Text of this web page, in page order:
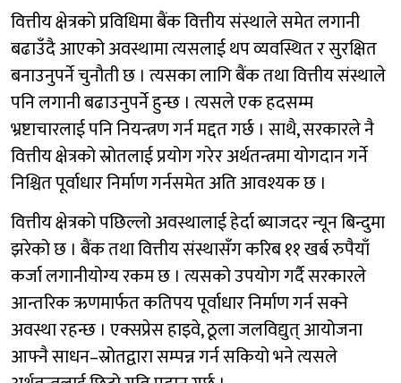
वित्तीय क्षेत्रको प्रविधिमा बैंक वित्तीय संस्थाले समेत लगानी
बढाउँदै आएको अवस्थामा त्यसलाई थप व्यवस्थित र सुरक्षित
बनाउनुपर्ने चुनौती छ । त्यसका लागि बैंक तथा वित्तीय संस्थाले
पनि लगानी बढाउनुपर्ने हुन्छ । त्यसले एक हदसम्म
भ्रष्टाचारलाई पनि नियन्त्रण गर्न मद्दत गर्छ । साथै, सरकारले नै
वित्तीय क्षेत्रको स्रोतलाई प्रयोग गरेर अर्थतन्त्रमा योगदान गर्ने
निश्चित पूर्वाधार निर्माण गर्नसमेत अति आवश्यक छ ।
वित्तीय क्षेत्रको पछिल्लो अवस्थालाई हेर्दा ब्याजदर न्यून बिन्दुमा
झरेको छ । बैंक तथा वित्तीय संस्थासँग करिब ११ खर्ब रुपैयाँ
कर्जा लगानीयोग्य रकम छ । त्यसको उपयोग गर्दै सरकारले
आन्तरिक ऋणमार्फत कतिपय पूर्वाधार निर्माण गर्न सक्ने
अवस्था रहन्छ । एक्सप्रेस हाइवे, ठूला जलविद्युत् आयोजना
आफ्नै साधन–स्रोतद्वारा सम्पन्न गर्न सकियो भने त्यसले